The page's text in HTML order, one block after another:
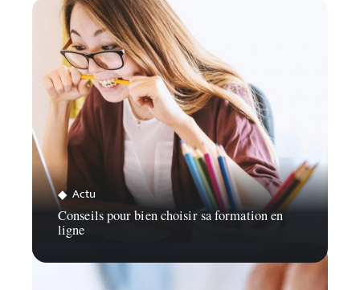
Actu
Conseils pour bien choisir sa formation en
ligne